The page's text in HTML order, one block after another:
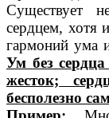
Существует
сердцем, хотя
гармоний ума
Ум без
жесток;
бесполезно